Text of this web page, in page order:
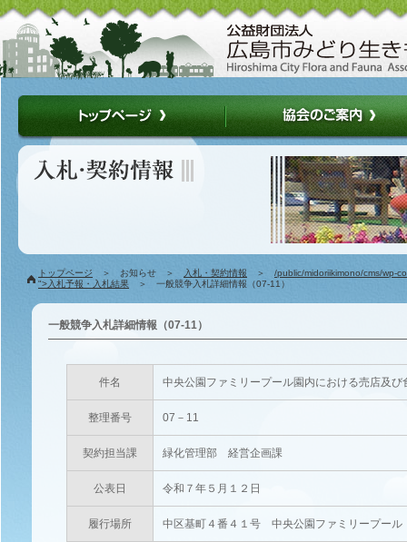
トップページ ＞ お知らせ ＞ 入札・契約情報 ＞ /public/midoriikimono/cms/wp-
">入札予報・入札結果 ＞ 一般競争入札詳細情報（07-11）
一般競争入札詳細情報（07-11）
件名 中央公園ファミリープール園内における売店及び
整理番号 07－11
契約担当課 緑化管理部 経営企画課
公表日 令和７年５月１２日
履行場所 中区基町４番４１号 中央公園ファミリープール